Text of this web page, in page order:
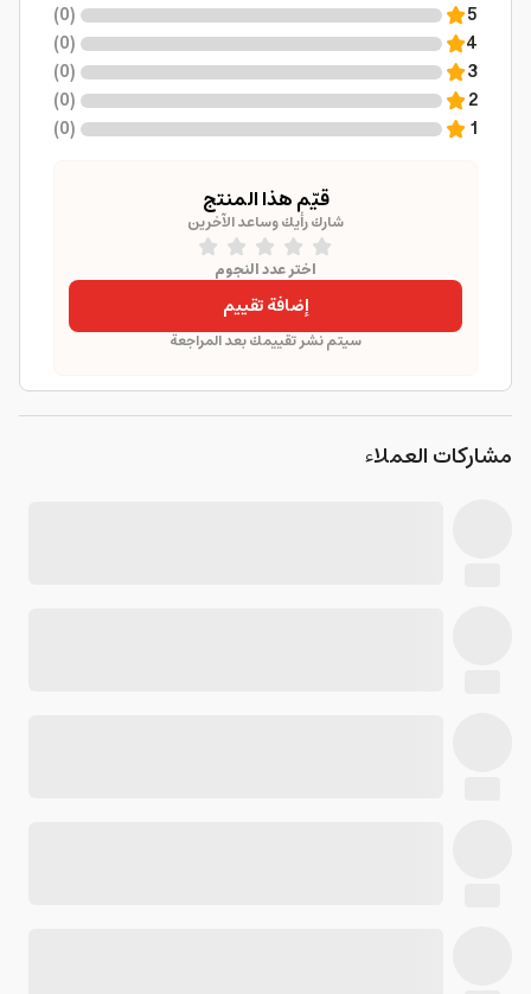
5
(
0
)
4
(
0
)
3
(
0
)
2
(
0
)
1
(
0
)
قيّم هذا المنتج
شارك رأيك وساعد الآخرين
اختر عدد النجوم
إضافة تقييم
سيتم نشر تقييمك بعد المراجعة
مشاركات العملاء